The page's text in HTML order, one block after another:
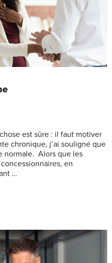
est sûre : il faut motiver
chronique, j’ai souligné que
normale. Alors que les
en
…